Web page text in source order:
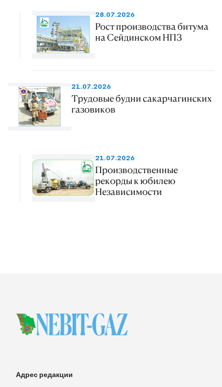
28.07.2026
Рост производства битума
на Сейдинском НПЗ
21.07.2026
Трудовые будни сакарчагинских
газовиков
21.07.2026
Производственные
рекорды к юбилею
Независимости
Адрес редакции